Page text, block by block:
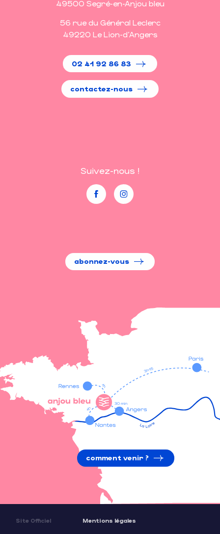
49500 Segré-en-Anjou bleu
56 rue du Général Leclerc
49220 Le Lion-d'Angers
02 41 92 86 83
contactez-nous
Suivez-nous !
abonnez-vous
comment venir ?
Site Officiel Mentions légales